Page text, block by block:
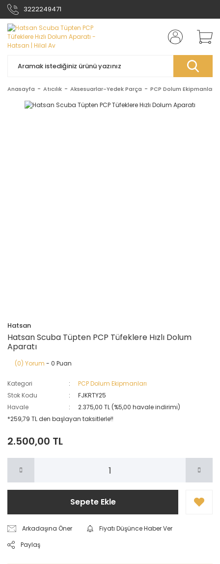
3222249471
Anasayfa Atıcılık Aksesuarlar-Yedek Parça PCP Dolum Ekipmanları
Hatsan
Hatsan Scuba Tüpten PCP Tüfeklere Hızlı Dolum
Aparatı
(0) Yorum - 0 Puan
Kategori
PCP Dolum Ekipmanları
Stok Kodu
FJKRTY25
Havale
2.375,00 TL (%5,00 havale indirimi)
*259,79 TL den başlayan taksitlerle!!
2.500,00 TL
Sepete Ekle
Arkadaşına Öner
Fiyatı Düşünce Haber Ver
Paylaş